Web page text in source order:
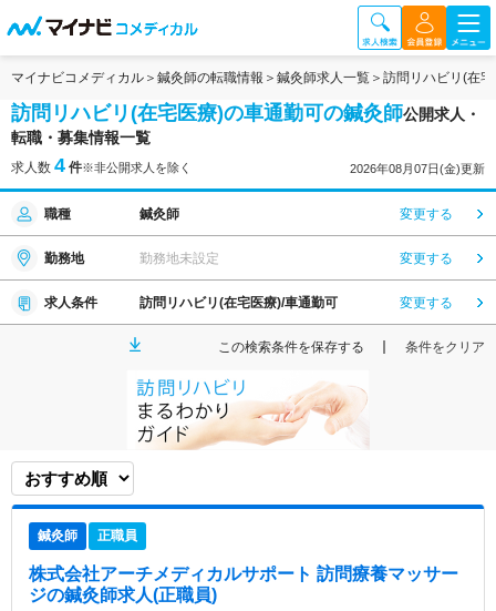
マイナビコメディカル 鍼灸師の転職情報 鍼灸師求人一覧 訪問リハビリ(在
訪問リハビリ(在宅医療)の車通勤可の鍼灸師公開求人・
転職・募集情報一覧
求人数 4 件※非公開求人を除く 2026年08月07日(金)更新
職種 鍼灸師 変更する
勤務地 勤務地未設定 変更する
求人条件 訪問リハビリ(在宅医療)/車通勤可 変更する
この検索条件を保存する 条件をクリア
鍼灸師 正職員
株式会社アーチメディカルサポート 訪問療養マッサー
ジの鍼灸師求人(正職員)